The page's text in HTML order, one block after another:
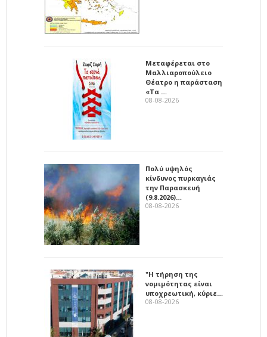
Μεταφέρεται στο
Μαλλιαροπούλειο
Θέατρο η παράσταση
«Τα …
08-08-2026
Πολύ υψηλός
κίνδυνος πυρκαγιάς
την Παρασκευή
(9.8.2026)…
08-08-2026
"Η τήρηση της
νομιμότητας είναι
υποχρεωτική, κύριε…
08-08-2026